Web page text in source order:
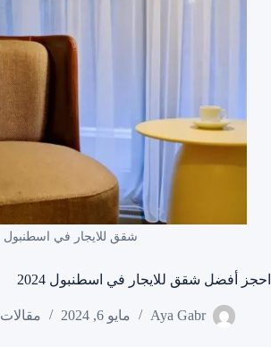
شقق للايجار في اسطنبول
احجز أفضل شقق للايجار في اسطنبول 2024
Aya Gabr مايو 6, 2024 مقالات